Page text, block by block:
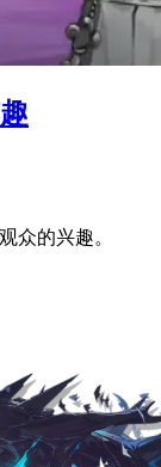
众的兴趣。